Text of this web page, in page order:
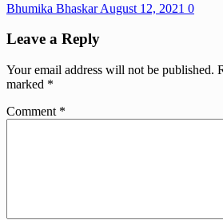
Bhumika BhaskarAugust 12, 2021 0
Leave a Reply
Your email address will not be published.
marked *
Comment *